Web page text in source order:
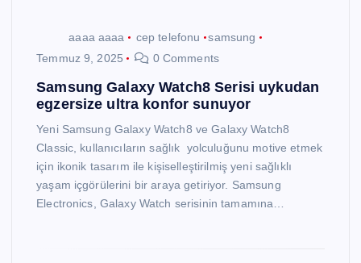
aaaa aaaa cep telefonu
samsung
Temmuz 9, 2025
0 Comments
Samsung Galaxy Watch8 Serisi uykudan
egzersize ultra konfor sunuyor
Yeni Samsung Galaxy Watch8 ve Galaxy Watch8
Classic, kullanıcıların sağlık yolculuğunu motive etmek
için ikonik tasarım ile kişiselleştirilmiş yeni sağlıklı
yaşam içgörülerini bir araya getiriyor. Samsung
Electronics, Galaxy Watch serisinin tamamına…